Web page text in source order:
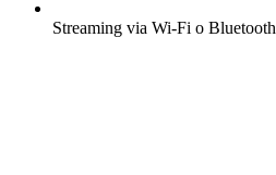
Streaming via Wi-Fi o Bluetooth